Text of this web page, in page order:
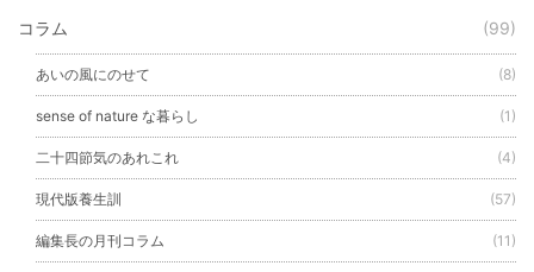
コラム (99)
あいの風にのせて (8)
sense of nature な暮らし (1)
二十四節気のあれこれ (4)
現代版養生訓 (57)
編集長の月刊コラム (11)